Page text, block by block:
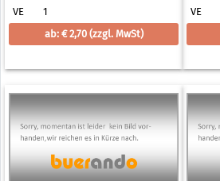
VE
1
ab: € 2,70 (zzgl. MwSt)
VE